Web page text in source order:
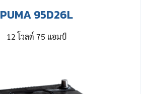
PUMA 95D26L
12 โวลต์ 75 แอมป์